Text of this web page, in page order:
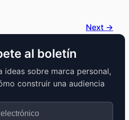
Next →
al boletín
ideas sobre marca personal,
construir una audiencia